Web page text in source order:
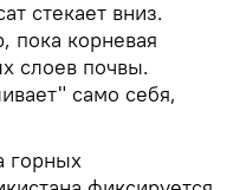
стекает вниз.
пока корневая
слоев почвы.
само себя,
горных